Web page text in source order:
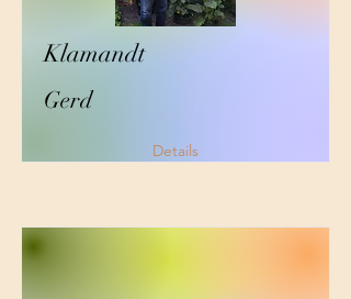
Klamandt
Gerd
Details